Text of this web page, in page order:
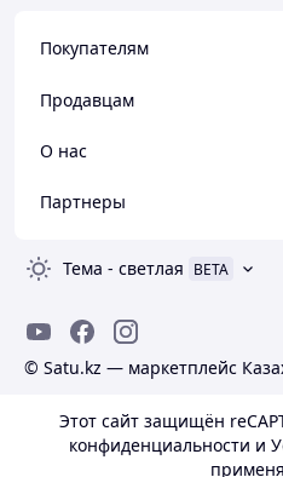
Покупателям
Продавцам
О нас
Партнеры
Тема - светлая BETA
© Satu.kz — маркетплейс
Этот сайт защищён
конфиденциальности и